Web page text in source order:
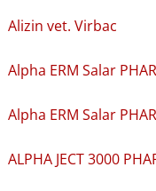
Alizin vet. Virbac
Alpha ERM Salar
Alpha ERM Salar
ALPHA JECT 3000